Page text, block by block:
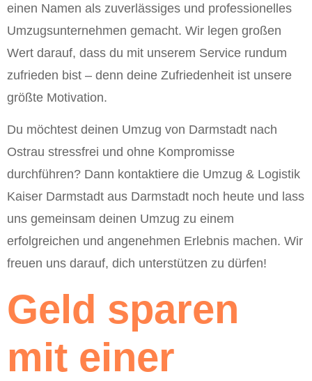
einen Namen als zuverlässiges und professionelles
Umzugsunternehmen gemacht. Wir legen großen
Wert darauf, dass du mit unserem Service rundum
zufrieden bist – denn deine Zufriedenheit ist unsere
größte Motivation.
Du möchtest deinen Umzug von Darmstadt nach
Ostrau stressfrei und ohne Kompromisse
durchführen? Dann kontaktiere die Umzug & Logistik
Kaiser Darmstadt aus Darmstadt noch heute und lass
uns gemeinsam deinen Umzug zu einem
erfolgreichen und angenehmen Erlebnis machen. Wir
freuen uns darauf, dich unterstützen zu dürfen!
Geld sparen
mit einer